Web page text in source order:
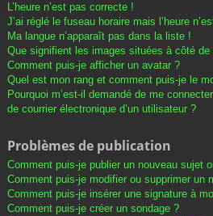
L’heure n’est pas correcte !
J’ai réglé le fuseau horaire mais l’heure
Ma langue n’apparaît pas dans la liste !
Que signifient les images situées à côté de
Comment puis-je afficher un avatar ?
Quel est mon rang et comment puis-je le
Pourquoi m’est-il demandé de me
de courrier électronique d’un utilisateur ?
Problèmes de publication
Comment puis-je publier un nouveau sujet
Comment puis-je modifier ou supprimer un
Comment puis-je insérer une signature à
Comment puis-je créer un sondage ?